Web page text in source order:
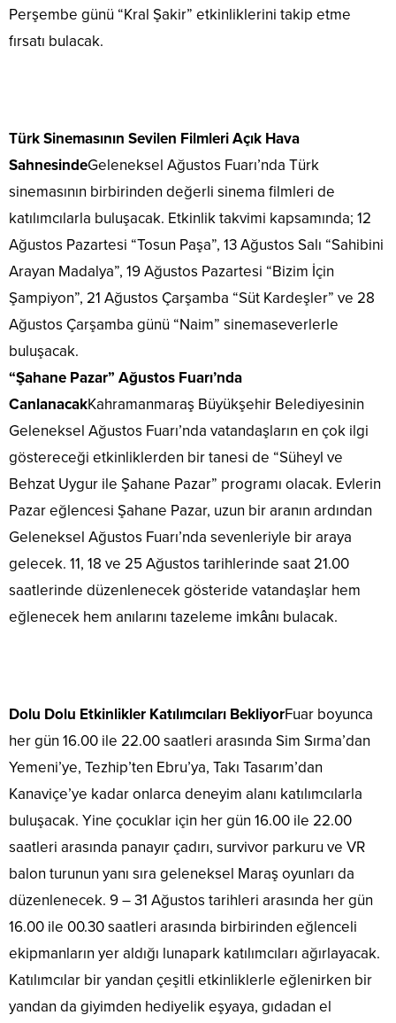
Perşembe günü “Kral Şakir” etkinliklerini takip etme
fırsatı bulacak.
Türk Sinemasının Sevilen Filmleri Açık Hava
SahnesindeGeleneksel Ağustos Fuarı’nda Türk
sinemasının birbirinden değerli sinema filmleri de
katılımcılarla buluşacak. Etkinlik takvimi kapsamında; 12
Ağustos Pazartesi “Tosun Paşa”, 13 Ağustos Salı “Sahibini
Arayan Madalya”, 19 Ağustos Pazartesi “Bizim İçin
Şampiyon”, 21 Ağustos Çarşamba “Süt Kardeşler” ve 28
Ağustos Çarşamba günü “Naim” sinemaseverlerle
buluşacak.
“Şahane Pazar” Ağustos Fuarı’nda
CanlanacakKahramanmaraş Büyükşehir Belediyesinin
Geleneksel Ağustos Fuarı’nda vatandaşların en çok ilgi
göstereceği etkinliklerden bir tanesi de “Süheyl ve
Behzat Uygur ile Şahane Pazar” programı olacak. Evlerin
Pazar eğlencesi Şahane Pazar, uzun bir aranın ardından
Geleneksel Ağustos Fuarı’nda sevenleriyle bir araya
gelecek. 11, 18 ve 25 Ağustos tarihlerinde saat 21.00
saatlerinde düzenlenecek gösteride vatandaşlar hem
eğlenecek hem anılarını tazeleme imkânı bulacak.
Dolu Dolu Etkinlikler Katılımcıları BekliyorFuar boyunca
her gün 16.00 ile 22.00 saatleri arasında Sim Sırma’dan
Yemeni’ye, Tezhip’ten Ebru’ya, Takı Tasarım’dan
Kanaviçe’ye kadar onlarca deneyim alanı katılımcılarla
buluşacak. Yine çocuklar için her gün 16.00 ile 22.00
saatleri arasında panayır çadırı, survivor parkuru ve VR
balon turunun yanı sıra geleneksel Maraş oyunları da
düzenlenecek. 9 – 31 Ağustos tarihleri arasında her gün
16.00 ile 00.30 saatleri arasında birbirinden eğlenceli
ekipmanların yer aldığı lunapark katılımcıları ağırlayacak.
Katılımcılar bir yandan çeşitli etkinliklerle eğlenirken bir
yandan da giyimden hediyelik eşyaya, gıdadan el